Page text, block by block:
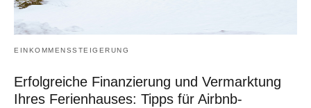
EINKOMMENSSTEIGERUNG
Erfolgreiche Finanzierung und Vermarktung
Ihres Ferienhauses: Tipps für Airbnb-